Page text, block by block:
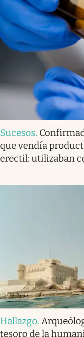
Sucesos.
que vendía
erectil: utilizaban
Hallazgo.
tesoro de la